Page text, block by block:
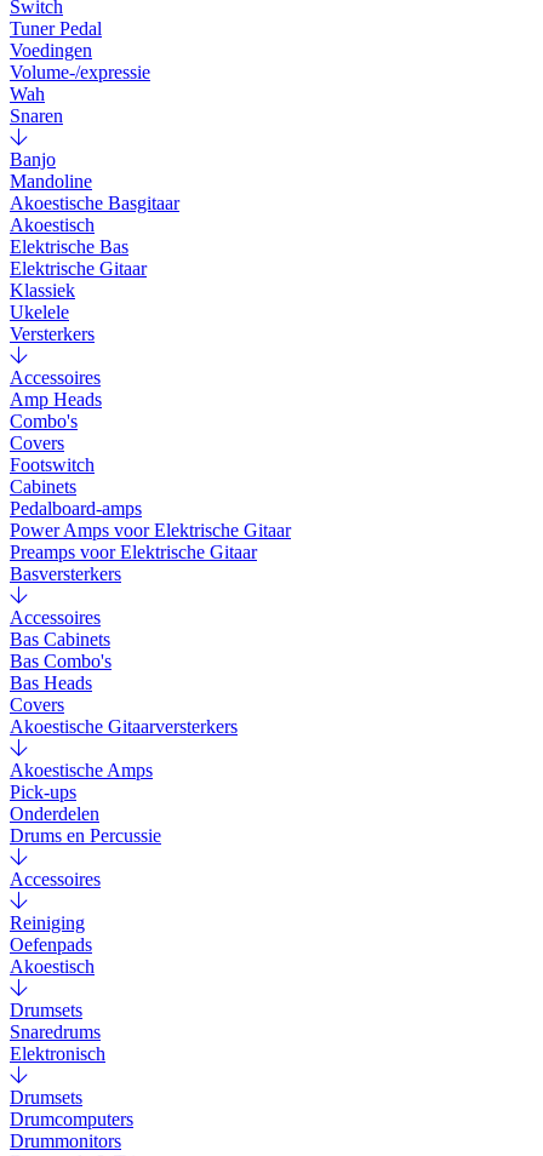
Switch
Tuner Pedal
Voedingen
Volume-/expressie
Wah
Snaren
Banjo
Mandoline
Akoestische Basgitaar
Akoestisch
Elektrische Bas
Elektrische Gitaar
Klassiek
Ukelele
Versterkers
Accessoires
Amp Heads
Combo's
Covers
Footswitch
Cabinets
Pedalboard-amps
Power Amps voor Elektrische Gitaar
Preamps voor Elektrische Gitaar
Basversterkers
Accessoires
Bas Cabinets
Bas Combo's
Bas Heads
Covers
Akoestische Gitaarversterkers
Akoestische Amps
Pick-ups
Onderdelen
Drums en Percussie
Accessoires
Reiniging
Oefenpads
Akoestisch
Drumsets
Snaredrums
Elektronisch
Drumsets
Drumcomputers
Drummonitors